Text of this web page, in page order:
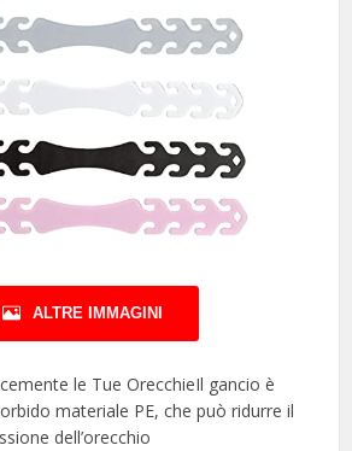
ALTRE IMMAGINI
le Tue OrecchieIl gancio è
materiale PE, che può ridurre il
dell’orecchio